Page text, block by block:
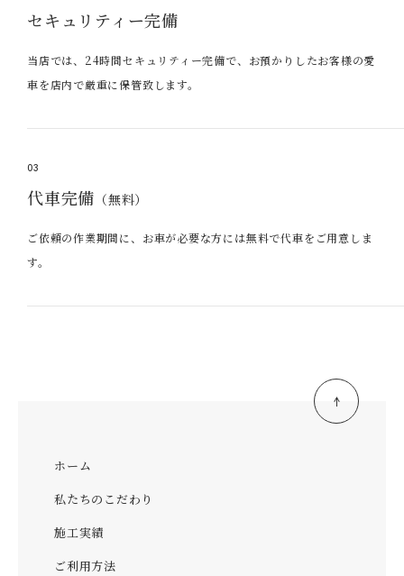
セキュリティー完備
当店では、24時間セキュリティー完備で、お預かりしたお客様の愛
車を店内で厳重に保管致します。
03
代車完備 （無料）
ご依頼の作業期間に、お車が必要な方には無料で代車をご用意しま
す。
ホーム
私たちのこだわり
施工実績
ご利用方法